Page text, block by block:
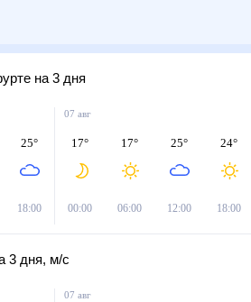
на 3 дня
25°
18:00
07 авг
17°
00:00
17°
06:00
25°
12:00
24°
18:00
3 дня, м/с
07 авг